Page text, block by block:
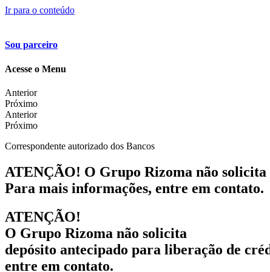
Ir para o conteúdo
Sou parceiro
Acesse o Menu
Anterior
Próximo
Anterior
Próximo
Correspondente autorizado dos Bancos
ATENÇÃO! O Grupo Rizoma não
Para mais informações, entre em contato.
ATENÇÃO!
O Grupo Rizoma não solicita
depósito antecipado para liberação de
entre em contato.